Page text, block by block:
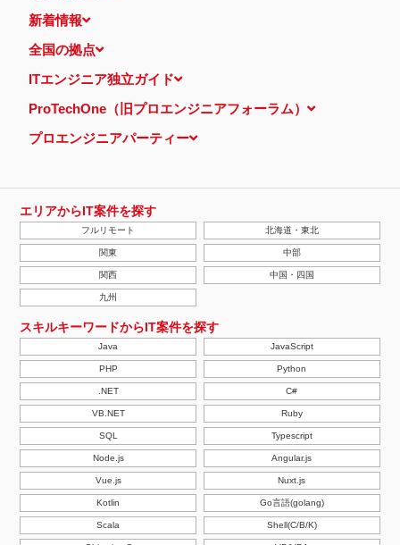
新着情報
全国の拠点
ITエンジニア独立ガイド
ProTechOne（旧プロエンジニアフォーラム）
プロエンジニアパーティー
エリアからIT案件を探す
フルリモート 北海道・東北
関東 中部
関西 中国・四国
九州
スキルキーワードからIT案件を探す
Java JavaScript
PHP Python
.NET C#
VB.NET Ruby
SQL Typescript
Node.js Angular.js
Vue.js Nuxt.js
Kotlin Go言語(golang)
Scala Shell(C/B/K)